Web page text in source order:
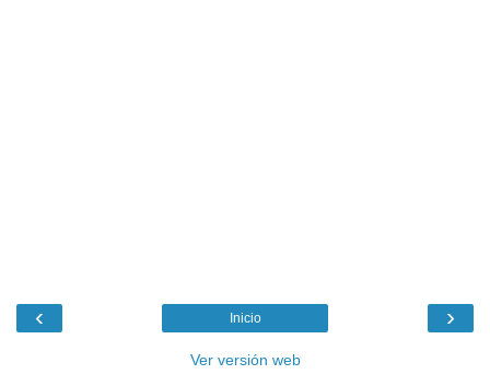
‹ ›
Inicio
Ver versión web